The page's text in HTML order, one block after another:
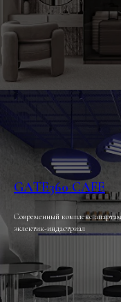
GATE360 CAFE
Современный комплекс
эклектик-индастриал